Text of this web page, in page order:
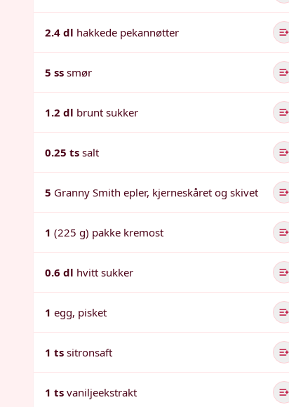
2.4 dl hakkede pekannøtter
5 ss smør
1.2 dl brunt sukker
0.25 ts salt
5 Granny Smith epler, kjerneskåret og skivet
1 (225 g) pakke kremost
0.6 dl hvitt sukker
1 egg, pisket
1 ts sitronsaft
1 ts vaniljeekstrakt